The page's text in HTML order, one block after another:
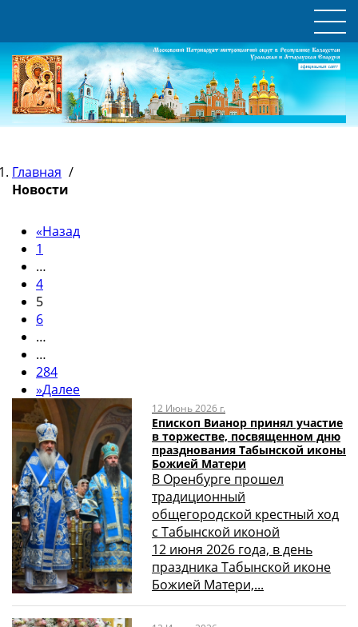
Главная /
Новости
«Назад
1
…
4
5
6
…
…
284
»Далее
12 Июнь 2026 г.
Епископ Вианор принял участие
в торжестве, посвященном дню
празднования Табынской иконы
Божией Матери
В Оренбурге прошел
традиционный
общегородской крестный ход
с Табынской иконой
12 июня 2026 года, в день
праздника Табынской иконе
Божией Матери,...